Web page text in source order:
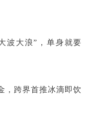
波大浪”，单身就要
，跨界首推冰滴即饮